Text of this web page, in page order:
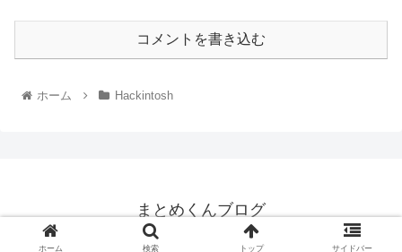
コメントを書き込む
ホーム Hackintosh
まとめくんブログ
© 2011-2026 まとめくんブログ.
ホーム 検索 トップ サイドバー